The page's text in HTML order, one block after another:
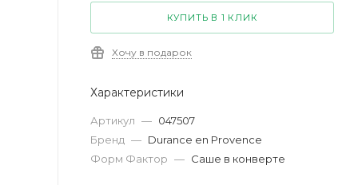
КУПИТЬ В 1 КЛИК
Хочу в подарок
Характеристики
Артикул — 047507
Бренд — Durance en Provence
Форм Фактор — Саше в конверте